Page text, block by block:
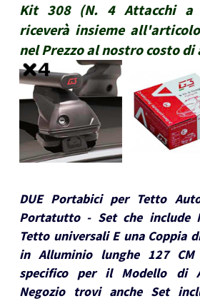
Kit 308 (N. 4 Attacchi a
riceverà insieme
nel Prezzo al nostro costo di
DUE Portabici per Tetto
Portatutto - Set che include
Tetto universali E una Coppia
in Alluminio lunghe 127
specifico per il Modello di
Negozio trovi anche Set